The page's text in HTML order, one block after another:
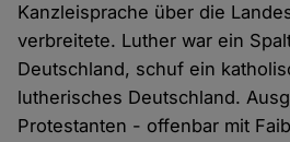
Kanzleisprache über die
verbreitete. Luther war ein
Deutschland, schuf ein
lutherisches Deutschland.
Protestanten - offenbar mit